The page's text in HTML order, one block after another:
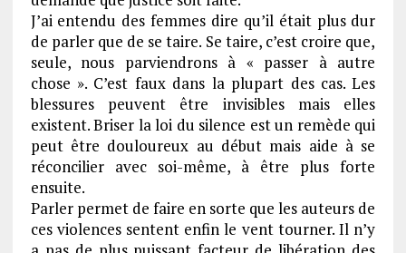
J’ai entendu des femmes dire qu’il était plus dur
de parler que de se taire. Se taire, c’est croire que,
seule, nous parviendrons à « passer à autre
chose ». C’est faux dans la plupart des cas. Les
blessures peuvent être invisibles mais elles
existent. Briser la loi du silence est un remède qui
peut être douloureux au début mais aide à se
réconcilier avec soi-même, à être plus forte
ensuite.
Parler permet de faire en sorte que les auteurs de
ces violences sentent enfin le vent tourner. Il n’y